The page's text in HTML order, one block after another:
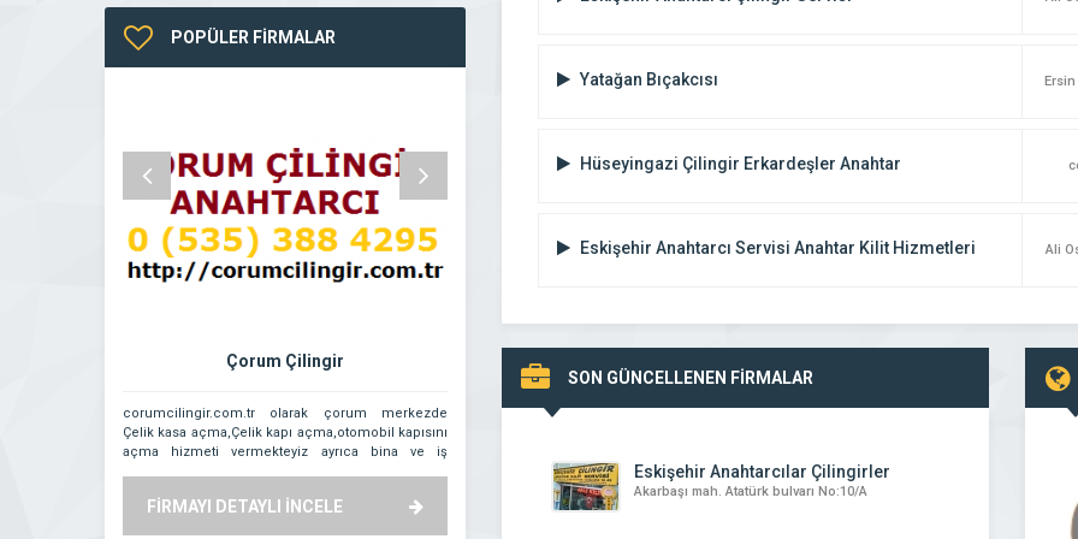
POPÜLER FİRMALAR
Çorum Çilingir
corumcilingir.com.tr olarak çorum merkezde
Çelik kasa açma,Çelik kapı açma,otomobil kapısını
açma hizmeti vermekteyiz ayrıca bina ve iş
eskizara çorum çilingir merkezdeki.
FİRMAYI DETAYLI İNCELE
Görkem Oto Anahtar ve Çilingir
Görkem Oto Anahtar ve Çilingir hizmetleri
FİRMAYI DETAYLI İNCELE
oto anahtar oto çilingir ev çilingir kasa
Yatağan Bıçakcısı
Hüseyingazi Çilingir Erkardeşler Anahtar
Eskişehir Anahtarcı Servisi Anahtar Kilit Hizmetleri Ali
SON GÜNCELLENEN FİRMALAR
Eskişehir Anahtarcılar Çilingirler
Akarbaşı mah. Atatürk bulvarı No:10/A